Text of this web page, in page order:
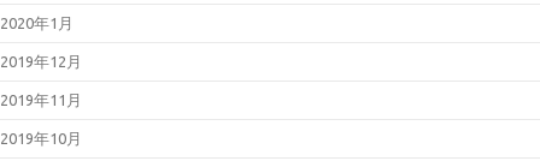
2020年1月
2019年12月
2019年11月
2019年10月